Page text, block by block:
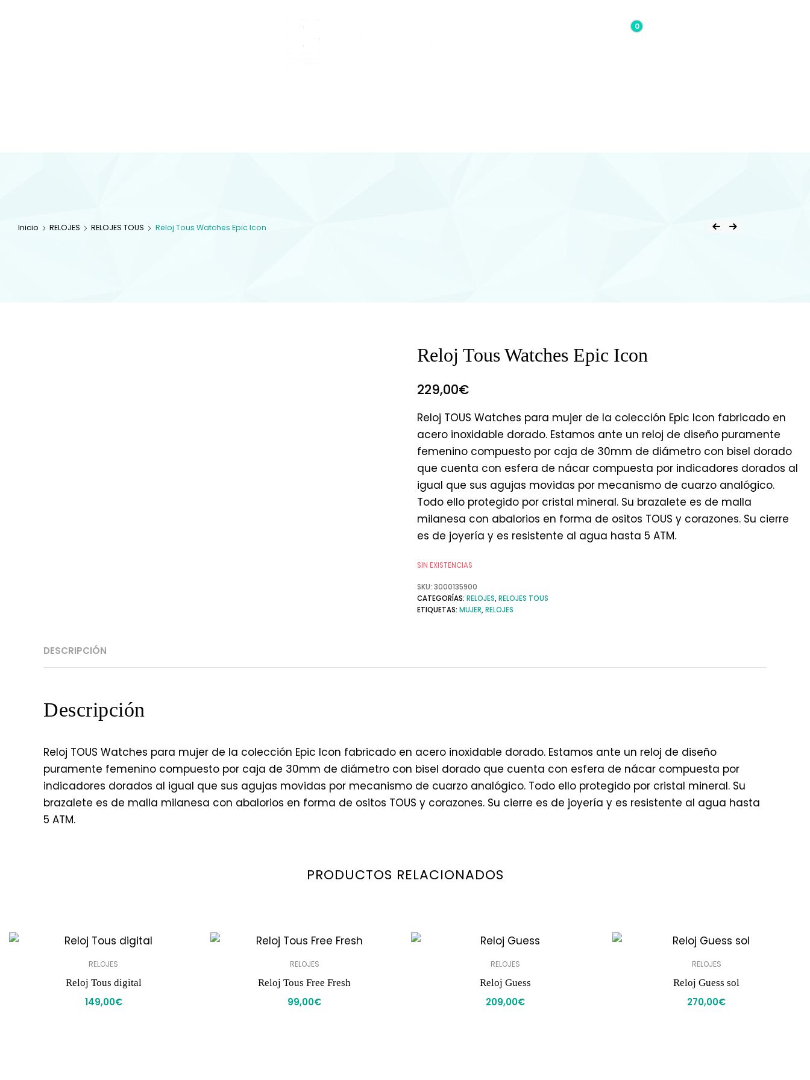
0,00€
0
Inicio RELOJES RELOJES TOUS Reloj Tous Watches Epic Icon
Reloj Tous Watches Epic Icon
229,00€
Reloj TOUS Watches para mujer de la colección Epic Icon fabricado en
acero inoxidable dorado. Estamos ante un reloj de diseño puramente
femenino compuesto por caja de 30mm de diámetro con bisel dorado
que cuenta con esfera de nácar compuesta por indicadores dorados al
igual que sus agujas movidas por mecanismo de cuarzo analógico.
Todo ello protegido por cristal mineral. Su brazalete es de malla
milanesa con abalorios en forma de ositos TOUS y corazones. Su cierre
es de joyería y es resistente al agua hasta 5 ATM.
SIN EXISTENCIAS
SKU: 3000135900
CATEGORÍAS: RELOJES,RELOJES TOUS
ETIQUETAS: MUJER,RELOJES
DESCRIPCIÓN
Descripción
Reloj TOUS Watches para mujer de la colección Epic Icon fabricado en acero inoxidable dorado. Estamos ante un reloj de diseño
puramente femenino compuesto por caja de 30mm de diámetro con bisel dorado que cuenta con esfera de nácar compuesta por
indicadores dorados al igual que sus agujas movidas por mecanismo de cuarzo analógico. Todo ello protegido por cristal mineral. Su
brazalete es de malla milanesa con abalorios en forma de ositos TOUS y corazones. Su cierre es de joyería y es resistente al agua hasta
5 ATM.
PRODUCTOS RELACIONADOS
RELOJES
Reloj Tous digital
149,00€
RELOJES
Reloj Tous Free Fresh
99,00€
RELOJES
Reloj Guess
209,00€
RELOJES
Reloj Guess sol
270,00€